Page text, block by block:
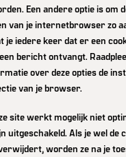
Een andere optie is om
van je internetbrowser zo
je iedere keer dat er een
bericht ontvangt.
over deze opties de
van je browser.
site werkt mogelijk niet
uitgeschakeld. Als je wel de
worden ze na je